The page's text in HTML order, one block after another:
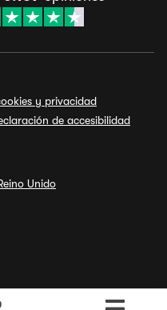
y privacidad
de accesibilidad
Unido